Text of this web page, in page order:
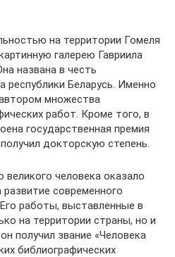
на территории Гомеля
галерею Гавриила
названа в честь
республики Беларусь. Именно
множества
работ. Кроме того, в
государственная премия
докторскую степень.
человека оказало
современного
работы, выставленные в
на территории страны, но и
получил звание «Человека
библиографических